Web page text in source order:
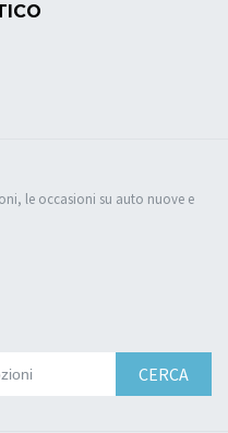
le occasioni su auto nuove e
CERCA